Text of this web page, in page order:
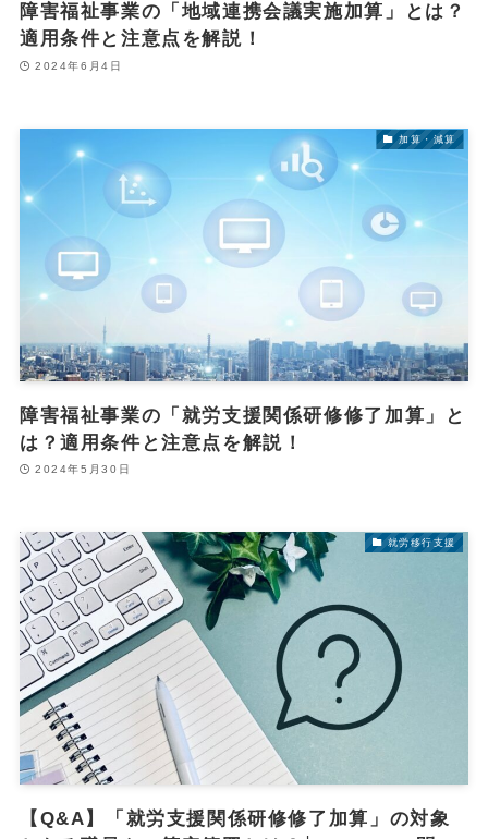
障害福祉事業の「地域連携会議実施加算」とは？
適用条件と注意点を解説！
2024年6月4日
加算・減算
障害福祉事業の「就労支援関係研修修了加算」と
は？適用条件と注意点を解説！
2024年5月30日
就労移行支援
【Q&A】「就労支援関係研修修了加算」の対象